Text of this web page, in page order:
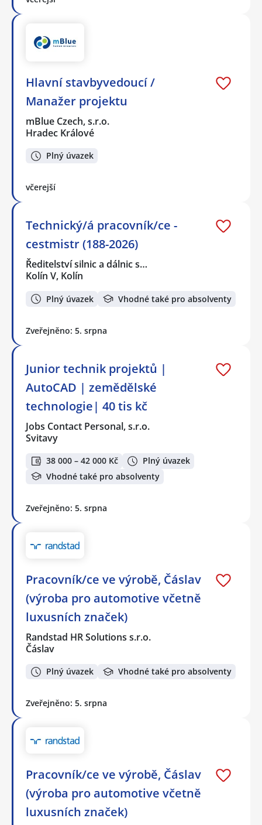
Hlavní stavbyvedoucí /
Manažer projektu
mBlue Czech, s.r.o.
Hradec Králové
Plný úvazek
včerejší
Technický/á pracovník/ce -
cestmistr (188-2026)
Ředitelství silnic a dálnic s…
Kolín V, Kolín
Plný úvazek Vhodné také pro absolventy
Zveřejněno: 5. srpna
Junior technik projektů |
AutoCAD | zemědělské
technologie| 40 tis kč
Jobs Contact Personal, s.r.o.
Svitavy
38 000 – 42 000 Kč
Plný úvazek
Vhodné také pro absolventy
Zveřejněno: 5. srpna
Pracovník/ce ve výrobě, Čáslav
(výroba pro automotive včetně
luxusních značek)
Randstad HR Solutions s.r.o.
Čáslav
Plný úvazek Vhodné také pro absolventy
Zveřejněno: 5. srpna
Pracovník/ce ve výrobě, Čáslav
(výroba pro automotive včetně
luxusních značek)